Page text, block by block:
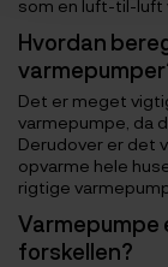
som en luft-til-luft
Hvordan
Det er meget
varmepumpe, da
Derudover er det
opvarme hele
rigtige
Varmepumpe
forskellen?